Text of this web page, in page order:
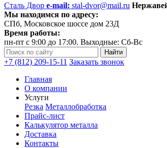
Сталь Двор e-mail: stal-dvor@mail.ru
Мы находимся по адресу:
СПб, Московское шоссе дом 23Д
Время работы:
пн-пт с 9:00 до 17:00. Выходные: Сб-Вс
+7 (812) 209-15-11 Заказать звонок
Главная
О компании
Услуги
Резка Металлобработка
Прайс-лист
Калькулятор металла
Доставка
Контакты